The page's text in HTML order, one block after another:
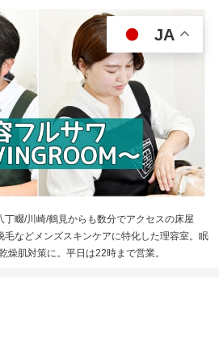
畷/川崎/鶴見からも数分でアクセスの床屋
毛などメンズスキンケアに特化した理容室。眠
燥肌対策に。平日は22時まで営業。
JA